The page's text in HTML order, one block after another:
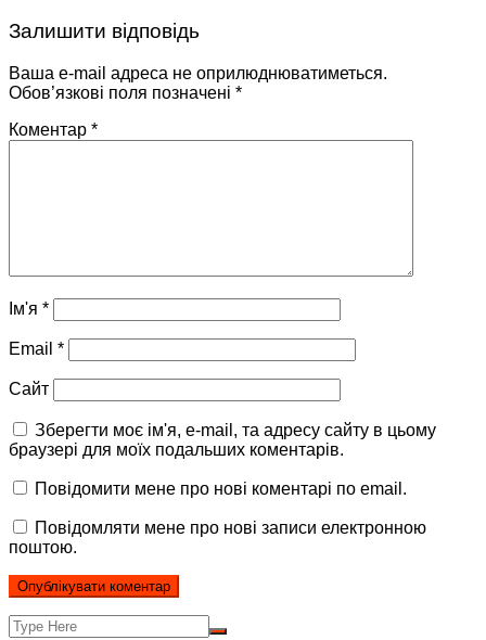
Залишити відповідь
Ваша e-mail адреса не оприлюднюватиметься.
Обов’язкові поля позначені *
Коментар *
Ім'я *
Email *
Сайт
Зберегти моє ім'я, e-mail, та адресу сайту в цьому
браузері для моїх подальших коментарів.
Повідомити мене про нові коментарі по email.
Повідомляти мене про нові записи електронною
поштою.